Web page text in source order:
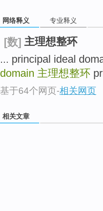
网络释义 专业释义
[数] 主理想整环
... principal ideal
domain 主理想整环
基于64个网页-相关网页
相关文章